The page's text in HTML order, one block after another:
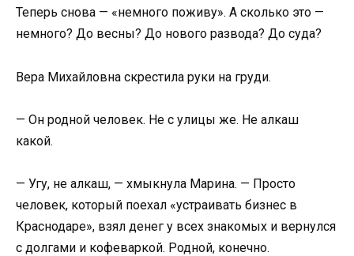
Теперь снова — «немного поживу». А сколько это —
немного? До весны? До нового развода? До суда?
Вера Михайловна скрестила руки на груди.
— Он родной человек. Не с улицы же. Не алкаш
какой.
— Угу, не алкаш, — хмыкнула Марина. — Просто
человек, который поехал «устраивать бизнес в
Краснодаре», взял денег у всех знакомых и вернулся
с долгами и кофеваркой. Родной, конечно.